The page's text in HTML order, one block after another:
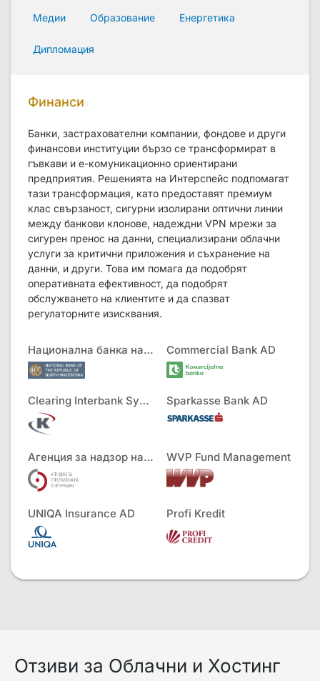
Медии Образование Енергетика
Дипломация
Финанси
Банки, застрахователни компании, фондове и други
финансови институции бързо се трансформират в
гъвкави и е-комуникационно ориентирани
предприятия. Решенията на Интерспейс подпомагат
тази трансформация, като предоставят премиум
клас свързаност, сигурни изолирани оптични линии
между банкови клонове, надеждни VPN мрежи за
сигурен пренос на данни, специализирани облачни
услуги за критични приложения и съхранение на
данни, и други. Това им помага да подобрят
оперативната ефективност, да подобрят
обслужването на клиентите и да спазват
регулаторните изисквания.
Национална банка на РСМ Commercial Bank AD
Clearing Interbank Systems AD Sparkasse Bank AD
Агенция за надзор на застраховането WVP Fund Management
UNIQA Insurance AD Profi Kredit
Отзиви за Облачни и Хостинг